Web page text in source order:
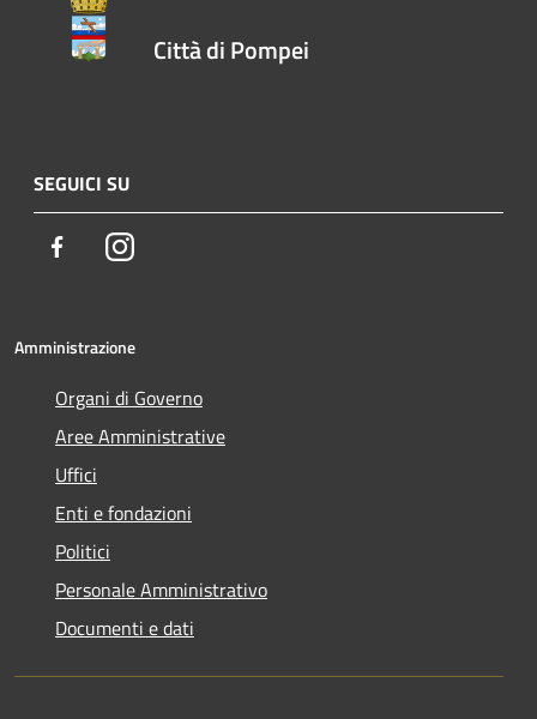
Città di Pompei
SEGUICI SU
FacebookInstagram
Amministrazione
Organi di Governo
Aree Amministrative
Uffici
Enti e fondazioni
Politici
Personale Amministrativo
Documenti e dati